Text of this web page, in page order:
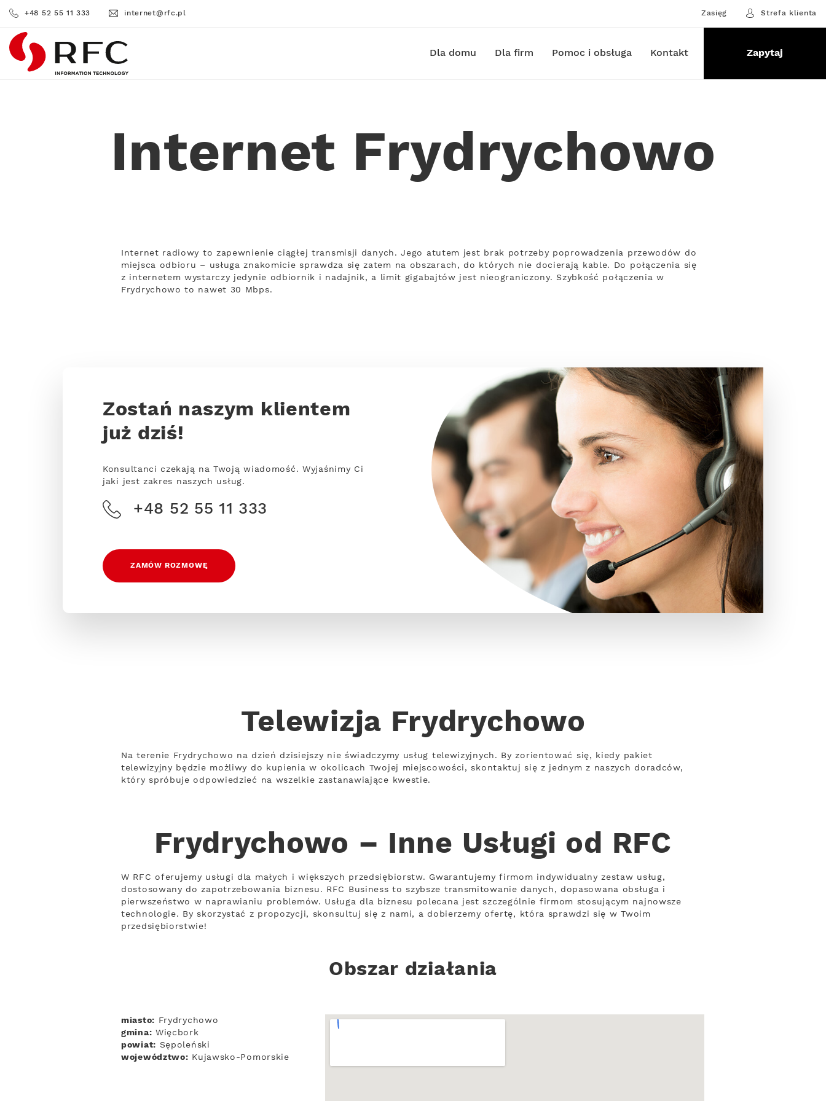
+48 52 55 11 333 internet@rfc.pl Zasięg Strefa klienta
RFC Dla domu Dla firm Pomoc i obsługa Kontakt Zapytaj
Internet Frydrychowo
Internet radiowy to zapewnienie ciągłej transmisji danych. Jego atutem jest brak potrzeby poprowadzenia przewodów do
miejsca odbioru – usługa znakomicie sprawdza się zatem na obszarach, do których nie docierają kable. Do połączenia się
z internetem wystarczy jedynie odbiornik i nadajnik, a limit gigabajtów jest nieograniczony. Szybkość połączenia w
Frydrychowo to nawet 30 Mbps.
Zostań naszym klientem
już dziś!
Konsultanci czekają na Twoją wiadomość. Wyjaśnimy Ci
jaki jest zakres naszych usług.
+48 52 55 11 333
ZAMÓW ROZMOWĘ
Telewizja Frydrychowo
Na terenie Frydrychowo na dzień dzisiejszy nie świadczymy usług telewizyjnych. By zorientować się, kiedy pakiet
telewizyjny będzie możliwy do kupienia w okolicach Twojej miejscowości, skontaktuj się z jednym z naszych doradców,
który spróbuje odpowiedzieć na wszelkie zastanawiające kwestie.
Frydrychowo – Inne Usługi od RFC
W RFC oferujemy usługi dla małych i większych przedsiębiorstw. Gwarantujemy firmom indywidualny zestaw usług,
dostosowany do zapotrzebowania biznesu. RFC Business to szybsze transmitowanie danych, dopasowana obsługa i
pierwszeństwo w naprawianiu problemów. Usługa dla biznesu polecana jest szczególnie firmom stosującym najnowsze
technologie. By skorzystać z propozycji, skonsultuj się z nami, a dobierzemy ofertę, która sprawdzi się w Twoim
przedsiębiorstwie!
Obszar działania
miasto: Frydrychowo
gmina: Więcbork
powiat: Sępoleński
województwo: Kujawsko-Pomorskie